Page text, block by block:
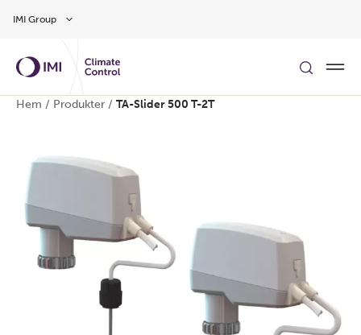
IMI Group
Hem / Produkter / TA-Slider 500 T-2T